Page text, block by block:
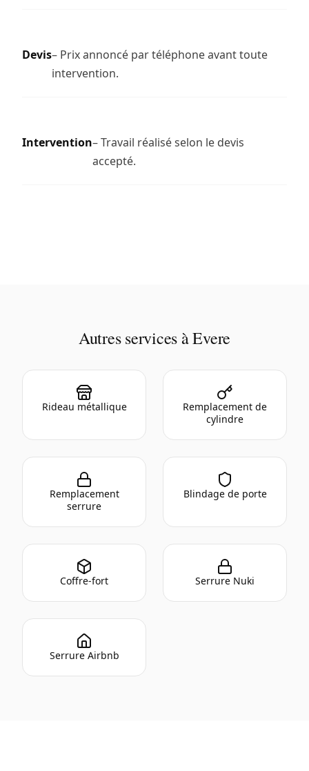
Devis– Prix annoncé par téléphone avant toute
intervention.
Intervention– Travail réalisé selon le devis
accepté.
Autres services à Evere
Rideau métallique
Remplacement de
cylindre
Remplacement
serrure
Blindage de porte
Coffre-fort Serrure Nuki
Serrure Airbnb